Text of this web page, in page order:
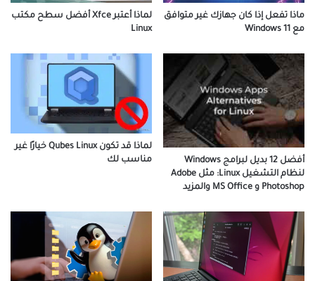
ماذا تفعل إذا كان جهازك غير متوافق
مع Windows 11
لماذا أعتبر Xfce أفضل سطح مكتب
Linux
أفضل 12 بديل لبرامج Windows
لنظام التشغيل Linux: مثل Adobe
Photoshop و MS Office والمزيد
لماذا قد تكون Qubes Linux خيارًا غير
مناسب لك